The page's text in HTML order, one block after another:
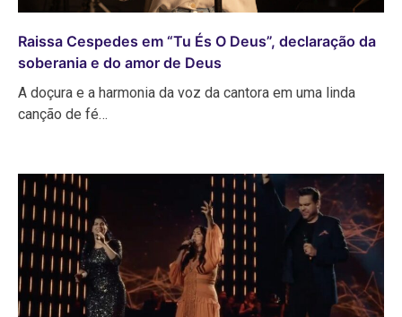
Raissa Cespedes em “Tu És O Deus”, declaração da
soberania e do amor de Deus
A doçura e a harmonia da voz da cantora em uma linda
canção de fé…